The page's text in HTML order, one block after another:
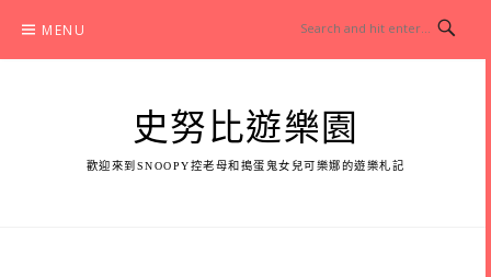
content
MENU
史努比遊樂園
歡迎來到SNOOPY控老母和搗蛋鬼女兒可樂娜的遊樂札記